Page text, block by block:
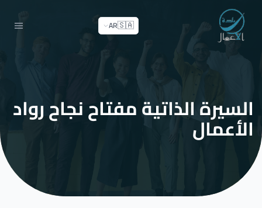
🇸🇦
AR
السيرة الذاتية مفتاح نجاح رواد
الأعمال